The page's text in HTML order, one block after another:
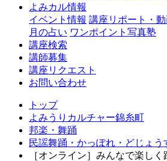
よみカル情報
イベント情報 講座リポート・動
月の占い ワンポイント写真塾
講座検索
講師募集
講座リクエスト
お問い合わせ
トップ
よみうりカルチャー錦糸町
邦楽・舞踊
民謡舞踊・かっぽれ・どじょう
［オンライン］みんなで楽し